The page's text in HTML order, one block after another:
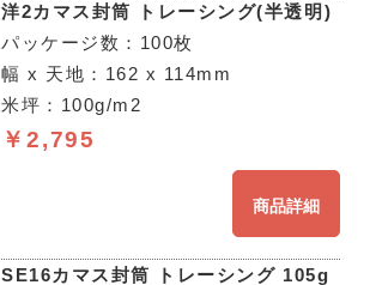
洋2カマス封筒 トレーシング(半透明)
パッケージ数：100枚
幅 x 天地：162 x 114mm
米坪：100g/m2
￥2,795
商品詳細
SE16カマス封筒 トレーシング 105g